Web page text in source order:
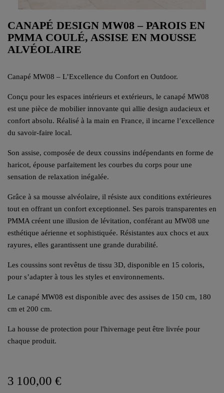
CANAPÉ DESIGN MW08 – PAROIS EN
PMMA COULÉ, ASSISE EN MOUSSE
ALVÉOLAIRE
Canapé MW08 – L’Excellence du Confort en Outdoor.
Conçu pour les espaces intérieurs et extérieurs, le canapé MW08
est une pièce de mobilier innovante qui allie design audacieux et
confort absolu. Réalisé à la main en France, il incarne l’excellence
du savoir-faire local.
Son assise, composée de deux coussins indépendants en forme de
haricot, épouse parfaitement les courbes du corps pour une
sensation de relaxation inégalée.
Grâce à sa mousse alvéolaire, il résiste aux conditions extérieures
tout en offrant un confort exceptionnel. Ses parois transparentes en
PMMA créent une illusion de lévitation, conférant au MW08 une
esthétique aérienne et sophistiquée. Résistantes aux chocs et aux
rayures, elles garantissent une grande durabilité.
Les coussins sont revêtus de tissu 3D, disponible en 15 coloris,
pour s’adapter à tous les styles et environnements.
Le canapé MW08 est disponible avec des assises de 150 cm, 180
cm et 200 cm.
La housse de protection pour l'hivernage peut être livrée pour
chaque produit.
3 100,00 €